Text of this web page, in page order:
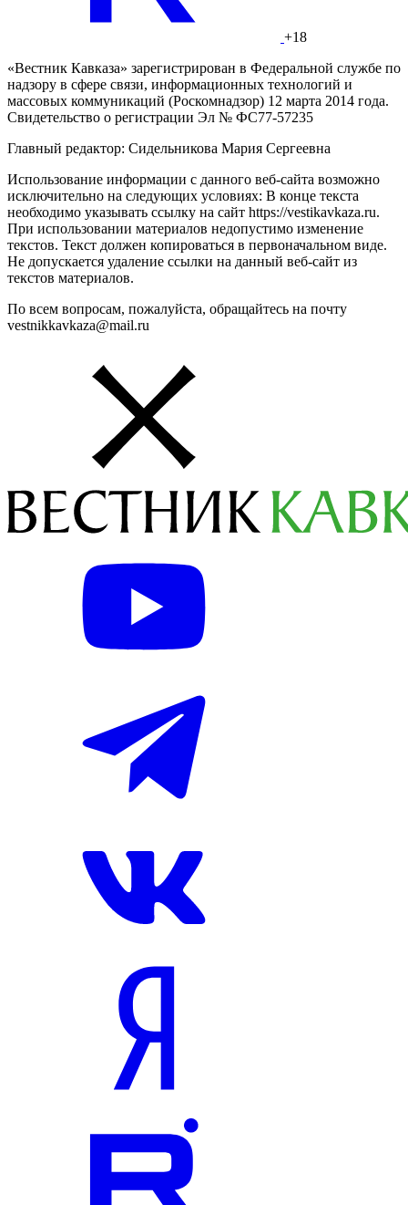
+18
«Вестник Кавказа» зарегистрирован в Федеральной службе по
надзору в сфере связи, информационных технологий и
массовых коммуникаций (Роскомнадзор) 12 марта 2014 года.
Свидетельство о регистрации Эл № ФС77-57235
Главный редактор: Сидельникова Мария Сергеевна
Использование информации с данного веб-сайта возможно
исключительно на следующих условиях: В конце текста
необходимо указывать ссылку на сайт https://vestikavkaza.ru.
При использовании материалов недопустимо изменение
текстов. Текст должен копироваться в первоначальном виде.
Не допускается удаление ссылки на данный веб-сайт из
текстов материалов.
По всем вопросам, пожалуйста, обращайтесь на почту
vestnikkavkaza@mail.ru